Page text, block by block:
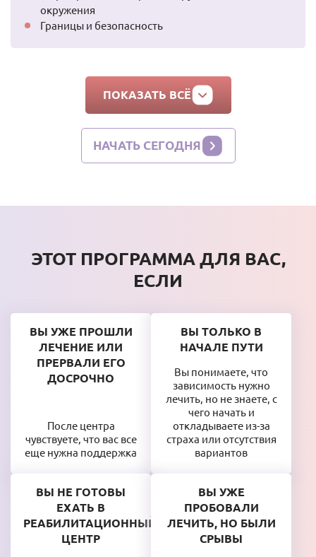
окружения
Границы и безопасность
ПОКАЗАТЬ ВСЁ
НАЧАТЬ СЕГОДНЯ
ЭТОТ ПРОГРАММА ДЛЯ ВАС,
ЕСЛИ
ВЫ УЖЕ ПРОШЛИ
ЛЕЧЕНИЕ ИЛИ
ПРЕРВАЛИ ЕГО
ДОСРОЧНО
После центра
чувствуете, что вас все
еще нужна поддержка
ВЫ ТОЛЬКО В
НАЧАЛЕ ПУТИ
Вы понимаете, что
зависимость нужно
лечить, но не знаете, с
чего начать и
откладываете из-за
страха или отсутствия
вариантов
ВЫ НЕ ГОТОВЫ
ЕХАТЬ В
РЕАБИЛИТАЦИОННЫЙ
ЦЕНТР
ВЫ УЖЕ
ПРОБОВАЛИ
ЛЕЧИТЬ, НО БЫЛИ
СРЫВЫ